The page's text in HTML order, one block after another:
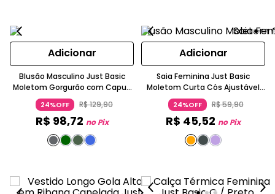
Adicionar
Blusão Masculino Just Basic
Moletom Gorgurão com Capuz
e Bolso Canguru Manga Longa
24%OFF R$129,90
R$ 98,72 no Pix
Adicionar
Saia Feminina Just Basic
Moletom Curta Cós Ajustável
Bolsos Liso
24%OFF R$59,90
R$ 45,52 no Pix